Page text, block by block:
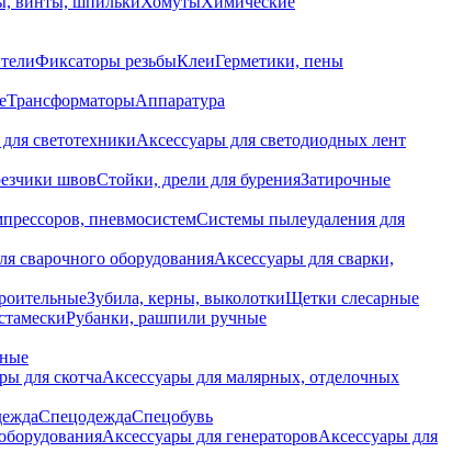
Фиксаторы резьбыКлеиГерметики, пены
ТрансформаторыАппаратура
светотехникиАксессуары для светодиодных лент
швовСтойки, дрели для буренияЗатирочные
пневмосистемСистемы пылеудаления для
сварочного оборудованияАксессуары для сварки,
Зубила, керны, выколоткиЩетки слесарные
Рубанки, рашпили ручные
для скотчаАксессуары для малярных, отделочных
СпецодеждаСпецобувь
Аксессуары для генераторовАксессуары для